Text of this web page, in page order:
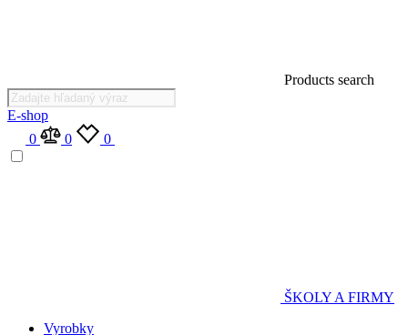
Products search
E-shop
0
0 0
ŠKOLY A FIRMY
Vyrobky